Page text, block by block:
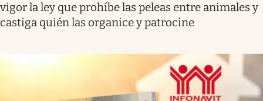
vigor la ley que prohíbe las peleas entre animales y
castiga quién las organice y patrocine